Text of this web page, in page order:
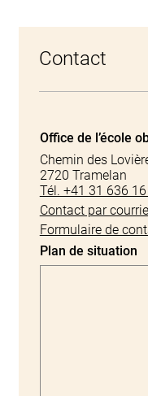
Contact
Office de l’école
Chemin des
2720 Tramelan
Tél. +41 31 636
Contact par
Formulaire de
Plan de situation